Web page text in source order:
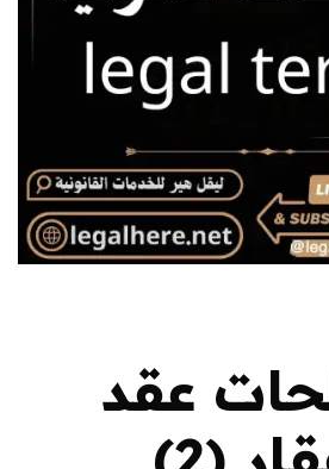
عقد